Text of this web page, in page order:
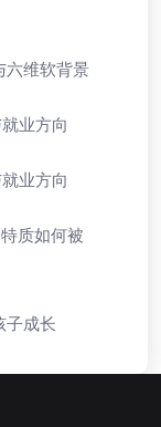
六维软背景
业方向
业方向
质如何被
子成长